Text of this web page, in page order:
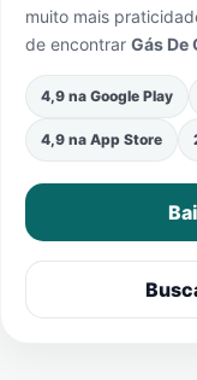
muito mais
de encontrar Gás De
4,9 na Google Play
4,9 na App Store